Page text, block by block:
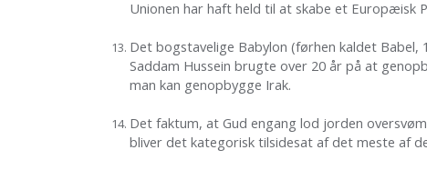
Unionen har haft held til at skabe et Europæisk
Det bogstavelige Babylon (førhen kaldet Babel,
Saddam Hussein brugte over 20 år på at
man kan genopbygge Irak.
Det faktum, at Gud engang lod jorden
bliver det kategorisk tilsidesat af det meste af